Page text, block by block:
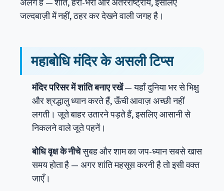
अलग है — शांत, हरा-भरा और अंतरराष्ट्रीय, इसलिए
जल्दबाज़ी में नहीं, ठहर कर देखने वाली जगह है।
महाबोधि मंदिर के असली टिप्स
मंदिर परिसर में शांति बनाए रखें— यहाँ दुनिया भर से भिक्षु
और श्रद्धालु ध्यान करते हैं, ऊँची आवाज़ अच्छी नहीं
लगती। जूते बाहर उतारने पड़ते हैं, इसलिए आसानी से
निकलने वाले जूते पहनें।
बोधि वृक्ष के नीचेसुबह और शाम का जप-ध्यान सबसे खास
समय होता है — अगर शांति महसूस करनी है तो इसी वक्त
जाएँ।